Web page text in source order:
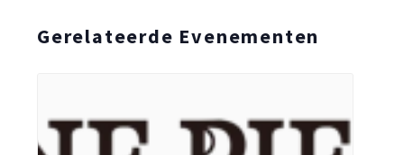
Gerelateerde Evenementen